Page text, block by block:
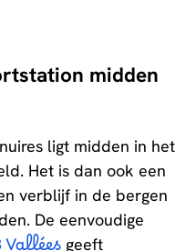
midden
ligt midden in het
Het is dan ook een
verblijf in de bergen
De eenvoudige
geeft